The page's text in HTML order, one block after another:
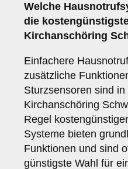
Welche
die
Kirchanschöring
Einfachere
zusätzliche
Sturzsensoren sind in
Kirchanschöring
Regel
Systeme bieten
Funktionen und sind
günstigste Wahl für